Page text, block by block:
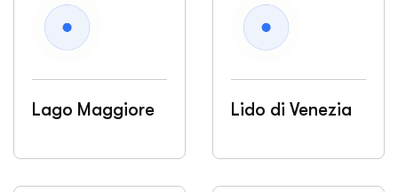
Lago Maggiore Lido di Venezia